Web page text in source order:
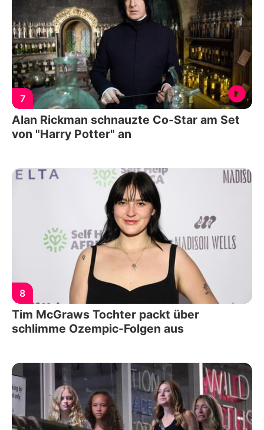
7
Alan Rickman schnauzte Co-Star am Set
von "Harry Potter" an
8
Tim McGraws Tochter packt über
schlimme Ozempic-Folgen aus